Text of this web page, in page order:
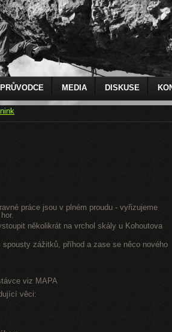
PRŮVODCE MEDIA DISKUSE
práce jsou v plném proudu - vyřizujeme
několikrát na vrchol skály u Kohoutova
zážitků, příhod a zase se něco nového
viz MAPA
věci: